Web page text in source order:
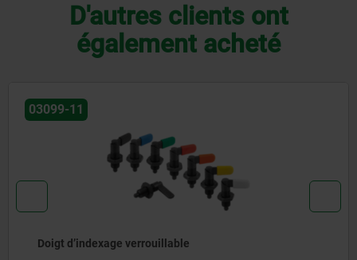
D'autres clients ont
également acheté
03102-15
Manette avec ressort de rappel en Inox manette vers le